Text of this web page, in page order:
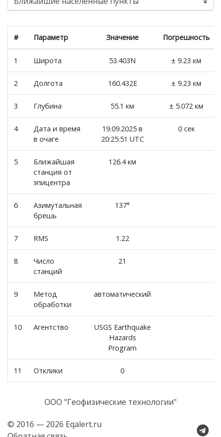
# Параметр Значение Погрешность
1 Широта 53.403N ± 9.23 км
2 Долгота 160.432E ± 9.23 км
3 Глубина 55.1 км ± 5.072 км
4
Дата и время
в очаге
19.09.2025 в
20:25:51 UTC
0 сек
5
Ближайшая
станция от
эпицентра
126.4 км
6
Азимутальная
брешь
137°
7 RMS 1.22
8
Число
станций
21
9
Метод
обработки
автоматический
10 Агентство
USGS Earthquake
Hazards
Program
11 Отклики 0
© 2016 — 2026 Eqalert.ru
ООО "Геофизические технологии"